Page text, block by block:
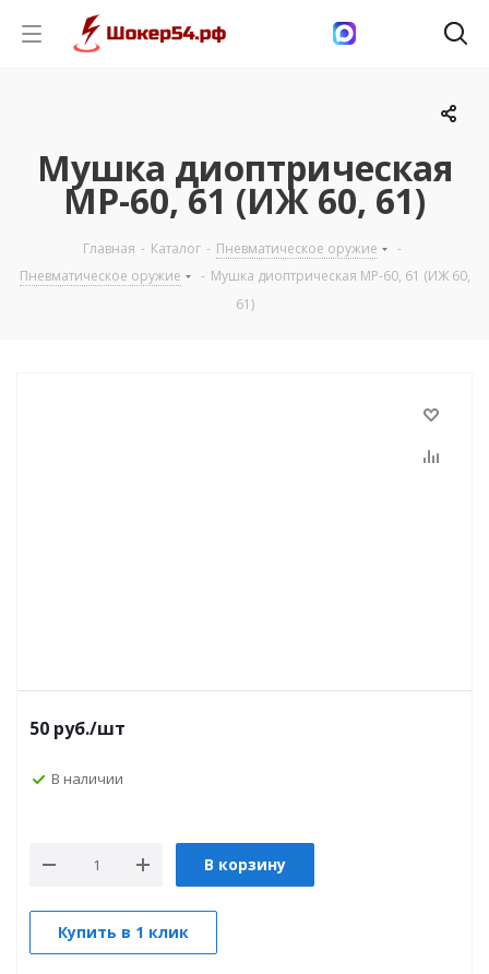
Мушка диоптрическая
МР-60, 61 (ИЖ 60, 61)
Главная - Каталог - Пневматическое оружие
-
Пневматическое оружие
- Мушка диоптрическая МР-60, 61 (ИЖ 60,
61)
50 руб./шт
В наличии
В корзину
Купить в 1 клик